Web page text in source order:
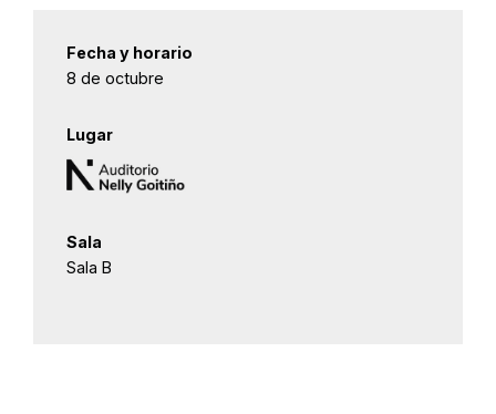
Fecha y horario
8 de octubre
Lugar
Sala
Sala B